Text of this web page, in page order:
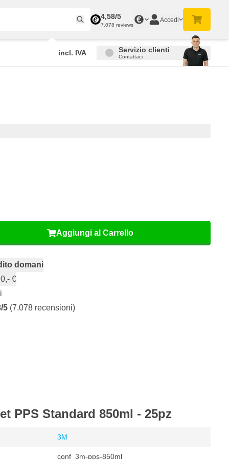
4,58/5
7.078 reviews
€ Accedi
incl. IVA Servizio clienti
Contattaci
Aggiungi al Carrello
domani
€
5 (7.078 recensioni)
PPS Standard 850ml - 25pz
3M
conf_3m-pps-850ml